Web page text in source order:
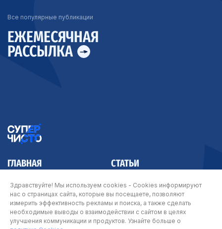
Все популярные публикации
ЕЖЕМЕСЯЧНАЯ
РАССЫЛКА
ГЛАВНАЯ
СТАТЬИ
КОНТАКТЫ
Здравствуйте! Мы используем cookies - Cookies информируют
нас о страницах сайта, которые вы посещаете, позволяют
измерить эффективность рекламы и поиска, а также сделать
необходимые выводы о взаимодействии с сайтом в целях
улучшения коммуникации и продуктов. Узнайте больше о